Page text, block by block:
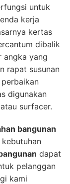
untuk
kerja
kertas
dibalik
angka yang
rapat susunan
digunakan
surfacer.
bangunan
dapat
pelanggan
kami